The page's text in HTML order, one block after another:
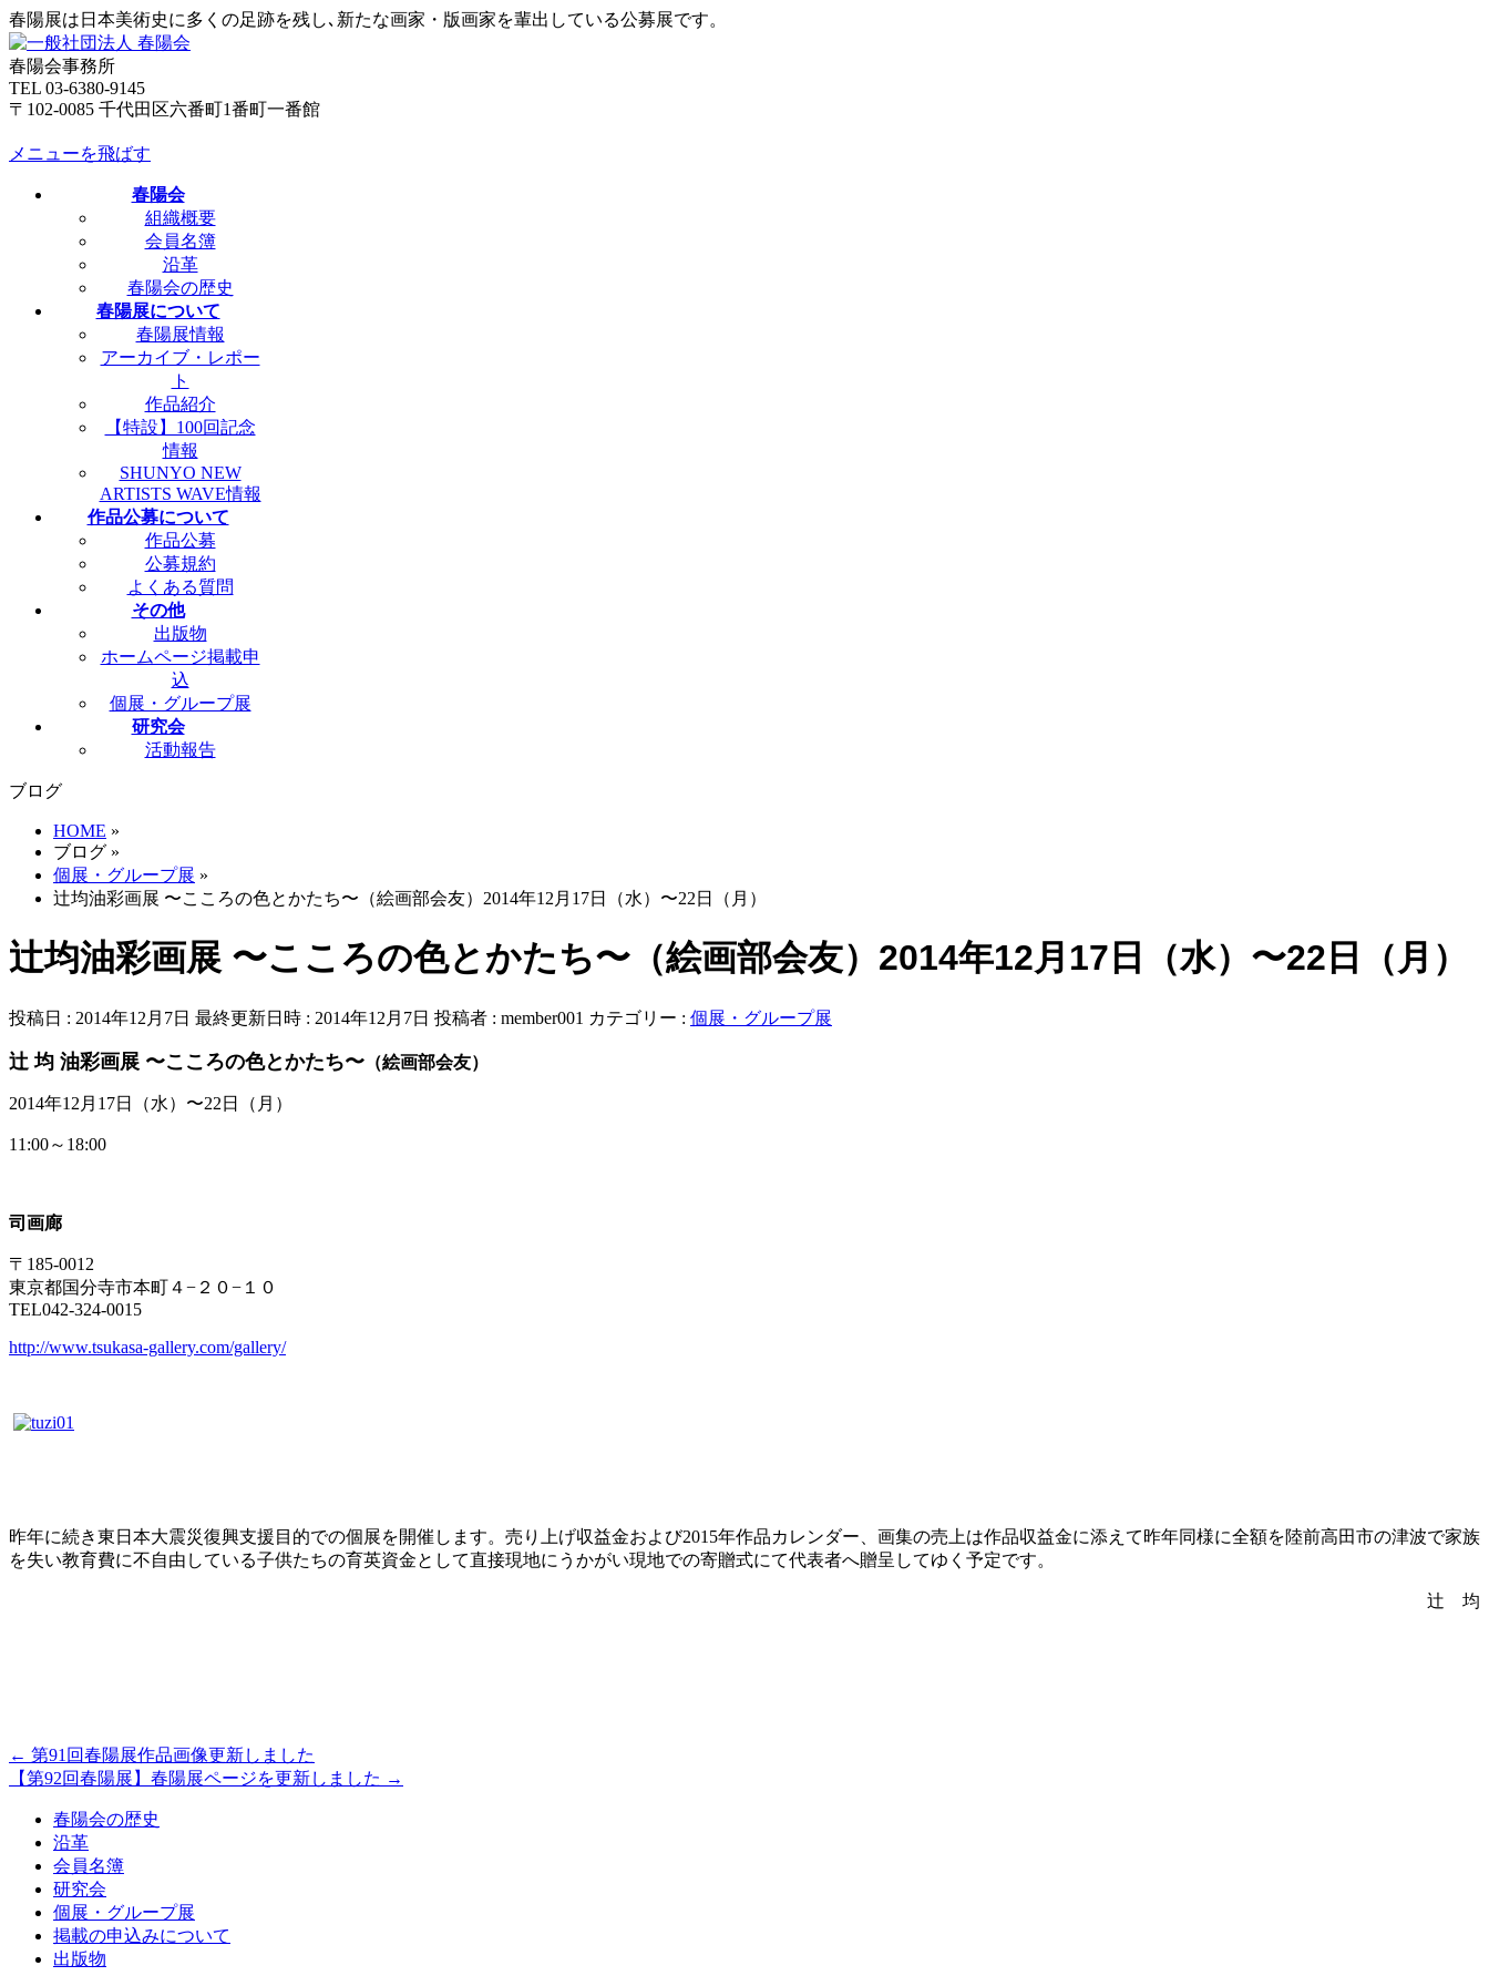
春陽展は日本美術史に多くの足跡を残し､新たな画家・版画家を輩出している公募展です。
春陽会事務所
TEL 03-6380-9145
〒102-0085 千代田区六番町1番町一番館
メニューを飛ばす
春陽会
組織概要
会員名簿
沿革
春陽会の歴史
春陽展について
春陽展情報
アーカイブ・レポー
ト
作品紹介
【特設】100回記念
情報
SHUNYO NEW
ARTISTS WAVE情報
作品公募について
作品公募
公募規約
よくある質問
その他
出版物
ホームページ掲載申
込
個展・グループ展
研究会
活動報告
ブログ
HOME »
ブログ »
個展・グループ展 »
辻均油彩画展 〜こころの色とかたち〜（絵画部会友）2014年12月17日（水）〜22日（月）
辻均油彩画展 〜こころの色とかたち〜（絵画部会友）2014年12月17日（水）〜22日（月）
投稿日 : 2014年12月7日 最終更新日時 : 2014年12月7日 投稿者 : member001 カテゴリー : 個展・グループ展
辻 均 油彩画展 〜こころの色とかたち〜 （絵画部会友）
2014年12月17日（水）〜22日（月）
11:00～18:00
司画廊
〒185-0012
東京都国分寺市本町４−２０−１０
TEL042-324-0015
http://www.tsukasa-gallery.com/gallery/
昨年に続き東日本大震災復興支援目的での個展を開催します。売り上げ収益金および2015年作品カレンダー、画集の売上は作品収益金に添えて昨年同様に全額を陸前高田市の津波で家族
を失い教育費に不自由している子供たちの育英資金として直接現地にうかがい現地での寄贈式にて代表者へ贈呈してゆく予定です。
辻 均
← 第91回春陽展作品画像更新しました
【第92回春陽展】春陽展ページを更新しました →
春陽会の歴史
沿革
会員名簿
研究会
個展・グループ展
掲載の申込みについて
出版物